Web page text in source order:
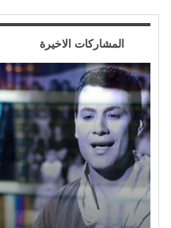
المشاركات الاخيرة